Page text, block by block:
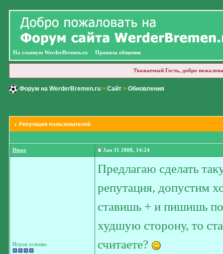
На главную WerderBremen.ru Правила общения
Уважаемый Гость, добро
Форум на WerderBremen.ru> Сайт> Обновления
Репутация пользователей
Diego Jan 31 2008, 14:24
Игрок основы
Предлагаю сделать
репутация, допустим
ставишь + и пишишь
худшую сторону, то
считаете?